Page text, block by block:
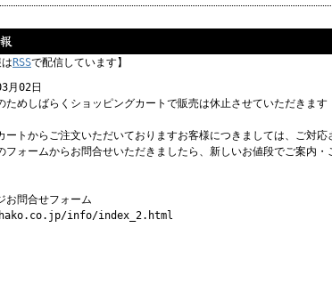
RSSで配信しています】
月02日
ためしばらくショッピングカートで販売は休止させていただきます
ートからご注文いただいておりますお客様につきましては、ご対応
フォームからお問合せいただきましたら、新しいお値段でご案内
お問合せフォーム
info/index_2.html